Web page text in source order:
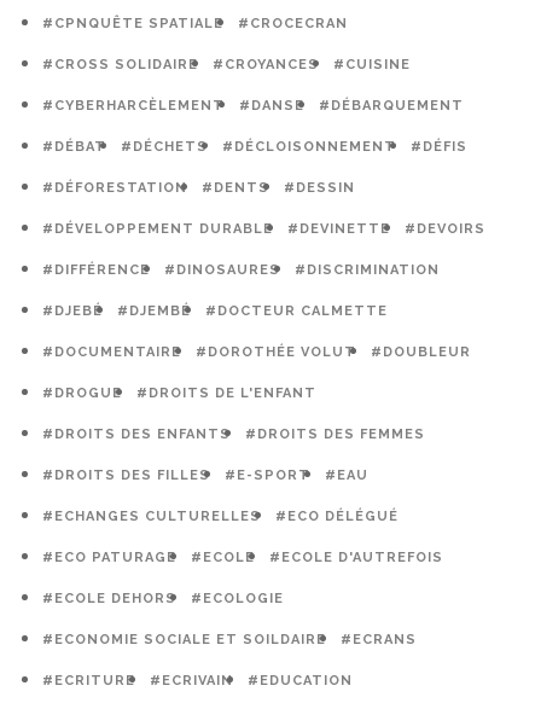
#CPNQUÊTE SPATIALE #CROCECRAN
#CROSS SOLIDAIRE #CROYANCES #CUISINE
#CYBERHARCÈLEMENT #DANSE #DÉBARQUEMENT
#DÉBAT #DÉCHETS #DÉCLOISONNEMENT #DÉFIS
#DÉFORESTATION #DENTS #DESSIN
#DÉVELOPPEMENT DURABLE #DEVINETTE #DEVOIRS
#DIFFÉRENCE #DINOSAURES #DISCRIMINATION
#DJEBÉ #DJEMBÉ #DOCTEUR CALMETTE
#DOCUMENTAIRE #DOROTHÉE VOLUT #DOUBLEUR
#DROGUE #DROITS DE L'ENFANT
#DROITS DES ENFANTS #DROITS DES FEMMES
#DROITS DES FILLES #E-SPORT #EAU
#ECHANGES CULTURELLES #ECO DÉLÉGUÉ
#ECO PATURAGE #ECOLE #ECOLE D'AUTREFOIS
#ECOLE DEHORS #ECOLOGIE
#ECONOMIE SOCIALE ET SOILDAIRE #ECRANS
#ECRITURE #ECRIVAIN #EDUCATION